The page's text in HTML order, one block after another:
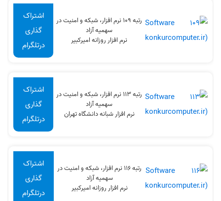
رتبه 109 نرم افزار، شبکه و امنیت در
سهميه آزاد
نرم افزار روزانه امیرکبیر
اشتراک
گذاری
درتلگرام
رتبه 113 نرم افزار، شبکه و امنیت در
سهميه آزاد
نرم افزار شبانه دانشگاه تهران
اشتراک
گذاری
درتلگرام
رتبه 116 نرم افزار، شبکه و امنیت در
سهميه آزاد
نرم افزار روزانه امیرکبیر
اشتراک
گذاری
درتلگرام